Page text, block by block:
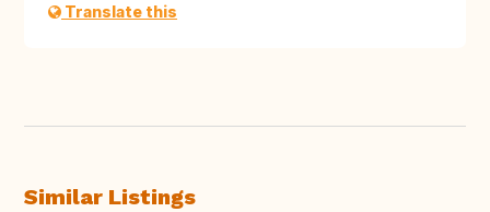
Translate this
Similar Listings